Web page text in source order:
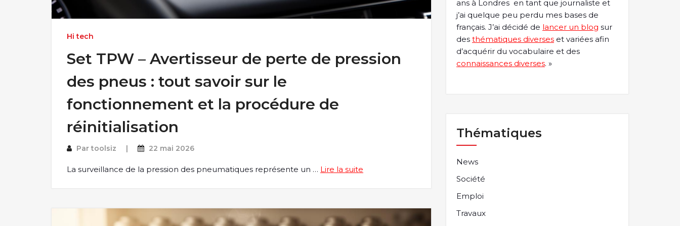
Hi tech
Set TPW – Avertisseur de perte de pression
des pneus : tout savoir sur le
fonctionnement et la procédure de
réinitialisation
Partoolsiz 22 mai 2026
La surveillance de la pression des pneumatiques représente un … Lire la suite
ans à Londres en tant que journaliste et
j’ai quelque peu perdu mes bases de
français. J’ai décidé de lancer un blog sur
des thématiques diverses et variées afin
d’acquérir du vocabulaire et des
connaissances diverses. »
Thématiques
News
Société
Emploi
Travaux